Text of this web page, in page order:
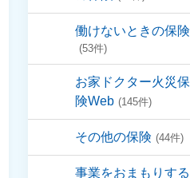
働けないときの保険
(53件)
お家ドクター火災保
険Web (145件)
その他の保険 (44件)
事業をおまもりする